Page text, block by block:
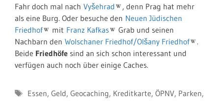
Fahr doch mal nach Vyšehrad
, denn Prag hat mehr
als eine Burg. Oder besuche den Neuen Jüdischen
Friedhof
mit Franz Kafkas
Grab und seinen
Nachbarn den Wolschaner Friedhof/Olšany Friedhof
.
Beide Friedhöfe sind an sich schon interessant und
verfügen auch noch über einige Caches.
Schlagwörter
Essen, Geld, Geocaching, Kreditkarte, ÖPNV, Parken,